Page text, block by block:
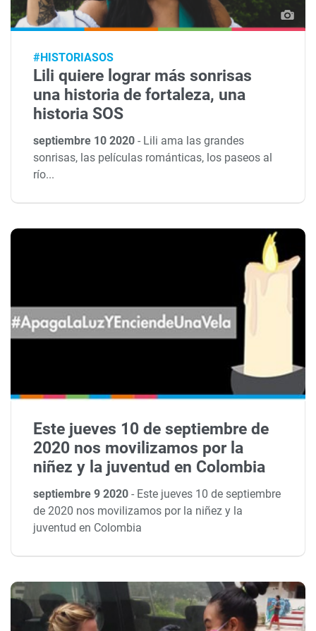
#HISTORIASOS
Lili quiere lograr más sonrisas
una historia de fortaleza, una
historia SOS
septiembre 10 2020- Lili ama las grandes
sonrisas, las películas románticas, los paseos al
río...
Este jueves 10 de septiembre de
2020 nos movilizamos por la
niñez y la juventud en Colombia
septiembre 9 2020- Este jueves 10 de septiembre
de 2020 nos movilizamos por la niñez y la
juventud en Colombia